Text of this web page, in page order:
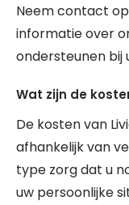
Neem contact
informatie over
ondersteunen bij
Wat zijn de
De kosten van
afhankelijk van
type zorg dat u
uw persoonlijke